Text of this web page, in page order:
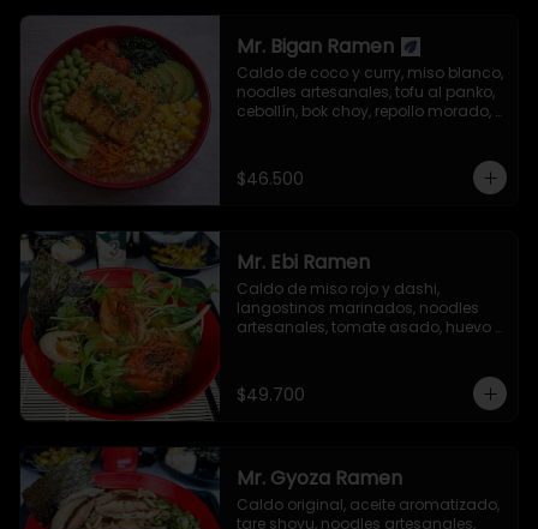
Mr. Bigan Ramen
Caldo de coco y curry, miso blanco,
noodles artesanales, tofu al panko,
cebollín, bok choy, repollo morado,
$46.500
Mr. Ebi Ramen
Caldo de miso rojo y dashi,
langostinos marinados, noodles
artesanales, tomate asado, huevo
mostaza, semillas de ajonjolí y
alga nori.
$49.700
Mr. Gyoza Ramen
Caldo original, aceite aromatizado,
tare shoyu, noodles artesanales,